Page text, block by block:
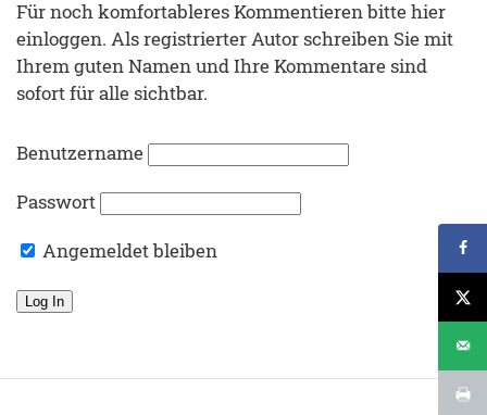
Für noch komfortableres Kommentieren bitte hier
einloggen. Als registrierter Autor schreiben Sie mit
Ihrem guten Namen und Ihre Kommentare sind
sofort für alle sichtbar.
Benutzername
Passwort
Angemeldet bleiben